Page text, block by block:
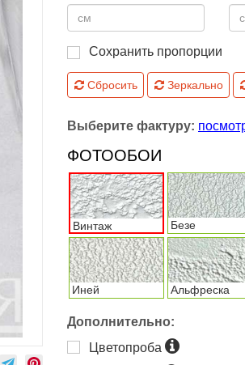
Сохранить пропорции
Сбросить Зеркально
Выберите фактуру:
ФОТООБОИ
Винтаж Безе
Иней Альфреска
Дополнительно:
Цветопроба